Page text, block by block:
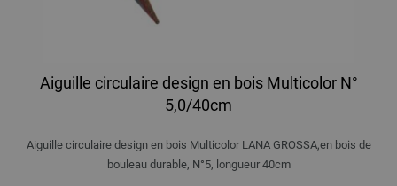
Aiguille circulaire design en bois Multicolor N°
5,0/40cm
Aiguille circulaire design en bois Multicolor LANA GROSSA,en bois de
bouleau durable, N°5, longueur 40cm